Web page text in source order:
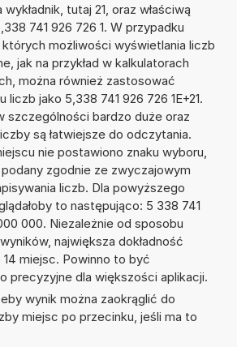
tutaj 21, oraz właściwą
741 926 726 1. W przypadku
których możliwości wyświetlania liczb
jak na przykład w kalkulatorach
można również zastosować
liczb jako 5,338 741 926 726 1E+21.
szczególności bardzo duże oraz
są łatwiejsze do odczytania.
nie postawiono znaku wyboru,
zgodnie ze zwyczajowym
liczb. Dla powyższego
to następująco: 5 338 741
000. Niezależnie od sposobu
największa dokładność
miejsc. Powinno to być
precyzyjne dla większości aplikacji.
wynik można zaokrąglić do
miejsc po przecinku, jeśli ma to